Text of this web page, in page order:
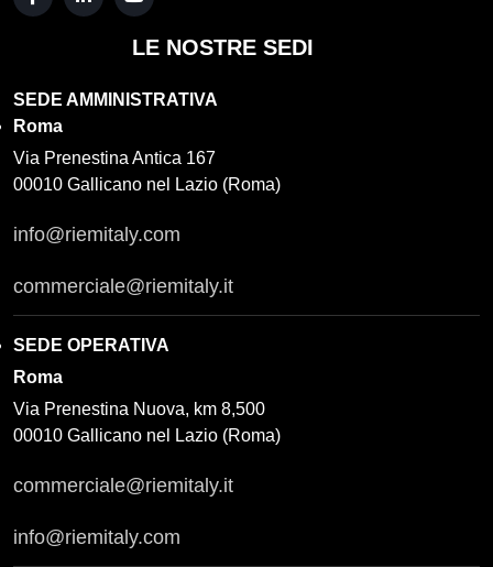
LE NOSTRE SEDI
SEDE AMMINISTRATIVA
Roma
Via Prenestina Antica 167
00010 Gallicano nel Lazio (Roma)
info@riemitaly.com
commerciale@riemitaly.it
SEDE OPERATIVA
Roma
Via Prenestina Nuova, km 8,500
00010 Gallicano nel Lazio (Roma)
commerciale@riemitaly.it
info@riemitaly.com